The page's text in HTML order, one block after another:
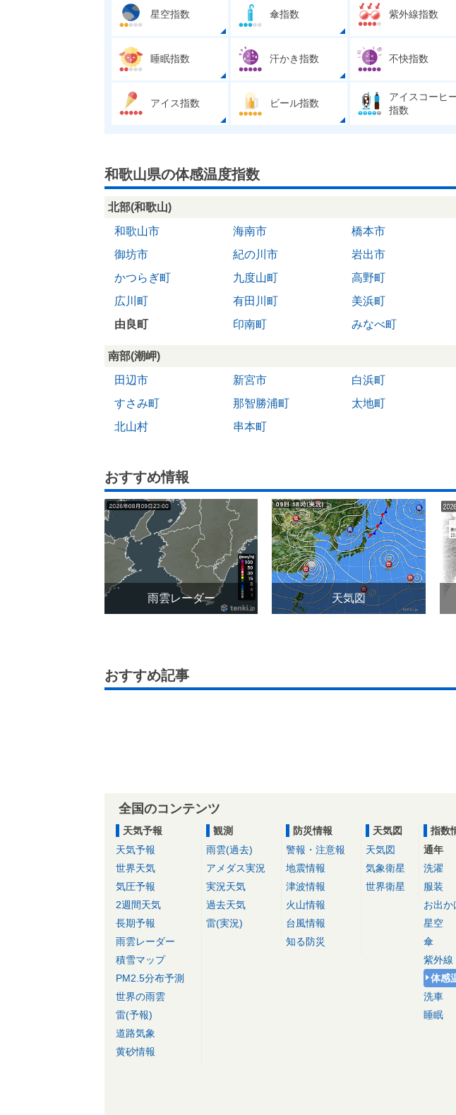
星空指数 傘指数 紫外線指数
睡眠指数 汗かき指数 不快指数
アイス指数 ビール指数
アイスコーヒ
指数
和歌山県の体感温度指数
北部(和歌山)
和歌山市
海南市 橋本市
御坊市
紀の川市 岩出市
かつらぎ町
九度山町 高野町
広川町
有田川町 美浜町
由良町
印南町 みなべ町
南部(潮岬)
田辺市
新宮市 白浜町
すさみ町
那智勝浦町 太地町
北山村
串本町
おすすめ情報
雨雲レーダー 天気図
おすすめ記事
全国のコンテンツ
天気予報
天気予報
世界天気
気圧予報
2週間天気
長期予報
雨雲レーダー
積雪マップ
PM2.5分布予測
世界の雨雲
雷(予報)
道路気象
黄砂情報
観測
雨雲(過去)
アメダス実況
実況天気
過去天気
雷(実況)
防災情報
警報・注意報
地震情報
津波情報
火山情報
台風情報
知る防災
天気図
天気図
気象衛星
世界衛星
指数
通年
洗濯
服装
お出か
星空
傘
紫外線
体感
洗車
睡眠